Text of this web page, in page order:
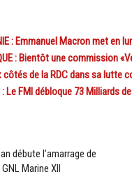
: Emmanuel Macron met
: Bientôt une commission
côtés de la RDC dans sa lutte
: Le FMI débloque 73 Milliards
débute l’amarrage de
Marine XII